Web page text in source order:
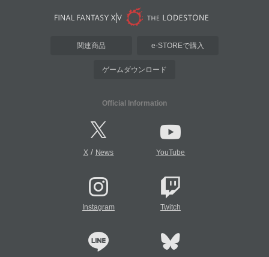
関連商品 e-STOREで購入
ゲームダウンロード
Official Information
X/ News YouTube
Instagram Twitch